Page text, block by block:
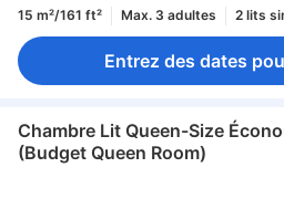
15 m²/161 ft² Max. 3 adultes 2 lits
Entrez des dates
Chambre Lit Queen-Size
(Budget Queen Room)